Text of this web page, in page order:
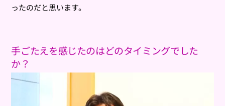
ったのだと思います。
手ごたえを感じたのはどのタイミングでした
か？